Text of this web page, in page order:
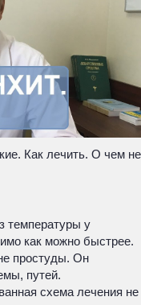
Как лечить. О чем не
температуры у
как можно быстрее.
простуды. Он
путей.
схема лечения не